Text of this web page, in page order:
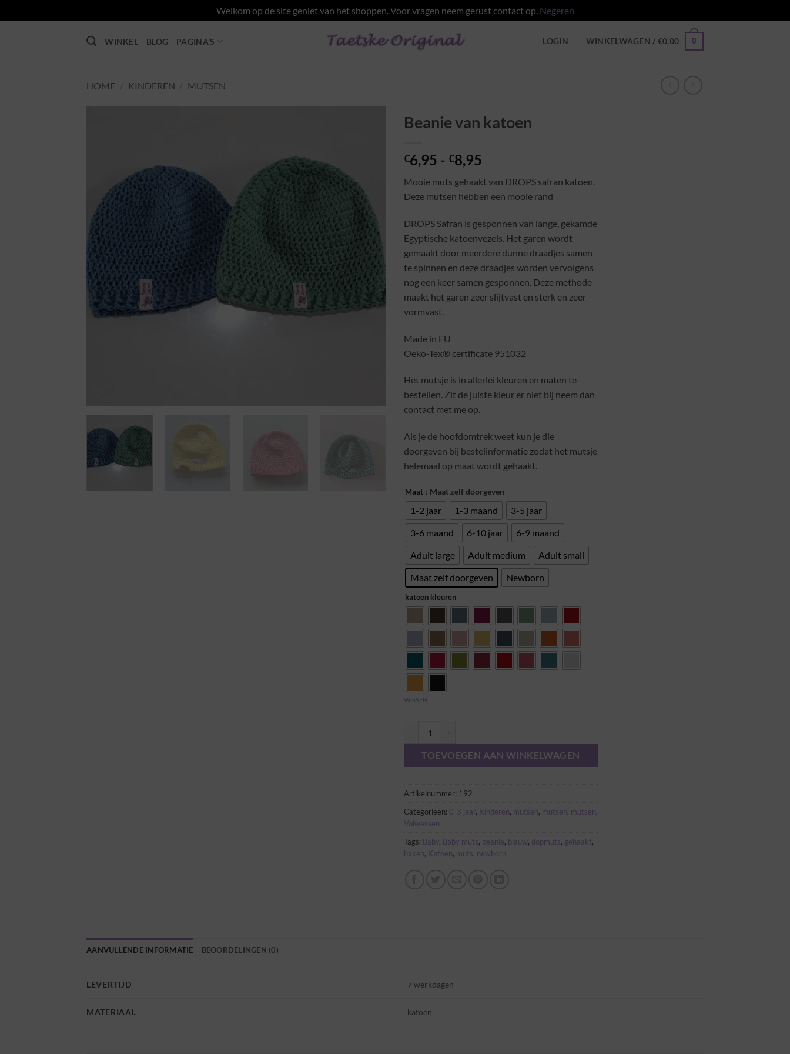
Welkom op de site geniet van het shoppen. Voor vragen neem gerust contact op. Negeren
WINKEL BLOG PAGINA’S LOGIN WINKELWAGEN / €0,00 0
HOME KINDEREN MUTSEN
Beanie van katoen
€6,95 - €8,95
tot
€8,95
Mooie muts gehaakt van DROPS safran katoen.
Deze mutsen hebben een mooie rand
DROPS Safran is gesponnen van lange, gekamde
Egyptische katoenvezels. Het garen wordt
gemaakt door meerdere dunne draadjes samen
te spinnen en deze draadjes worden vervolgens
nog een keer samen gesponnen. Deze methode
maakt het garen zeer slijtvast en sterk en zeer
vormvast.
Made in EU
Oeko-Tex® certificate 951032
Het mutsje is in allerlei kleuren en maten te
bestellen. Zit de juiste kleur er niet bij neem dan
contact met me op.
Als je de hoofdomtrek weet kun je die
doorgeven bij bestelinformatie zodat het mutsje
helemaal op maat wordt gehaakt.
Maat : Maat zelf doorgeven
1-2 jaar 1-3 maand
3-5 jaar
3-6 maand
6-10 jaar
6-9 maand
Adult large
Adult medium
Adult small
Maat zelf doorgeven
Newborn
katoen kleuren
WISSEN
TOEVOEGEN AAN WINKELWAGEN
Artikelnummer: 192
Categorieën: 0-3 jaar, Kinderen, mutsen, mutsen, mutsen,
Volwassen
Tags: Baby, Baby muts, beanie, blauw, dopmuts, gehaakt,
haken, Katoen, muts, newborn
AANVULLENDE INFORMATIE BEOORDELINGEN (0)
LEVERTIJD 7 werkdagen
MATERIAAL katoen